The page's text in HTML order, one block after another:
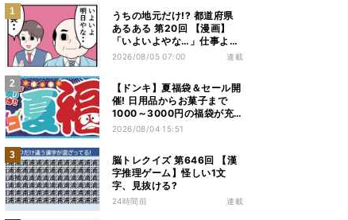
うちの地元だけ!? 都道府県
あるある 第20回 【漫画】
「いよいよやな…」仕事より
優先は当然!? 兵庫県民の“祭
2026/08/05 07:00 連載
【ドンキ】夏福袋＆セール開
催! 日用品からお菓子まで
1000～3000円の福袋が充
実、家電やアパレルなど人気
2026/08/04 15:51
脳トレクイズ 第646回 【漢
字推理ゲーム】怪しい1文
字、見抜ける?
24時間前 連載